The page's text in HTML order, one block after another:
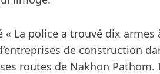
La police a trouvé dix armes
de construction
routes de Nakhon